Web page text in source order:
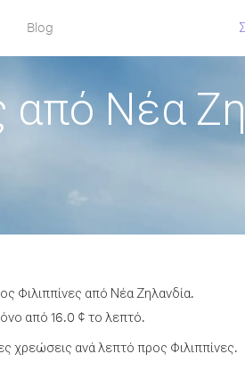
Blog
από Νέα
Φιλιππίνες από Νέα Ζηλανδία.
από 16.0 ¢ το λεπτό.
χρεώσεις ανά λεπτό προς Φιλιππίνες.